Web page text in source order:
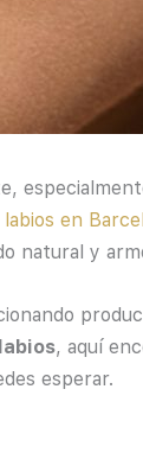
en
natural y
, aquí
esperar.